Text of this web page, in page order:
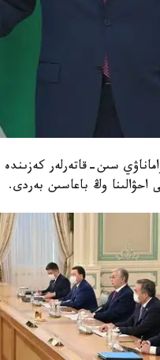
سىن-قاتەرلەر
احۋالىنا وڭ باعاسىن بەردى.